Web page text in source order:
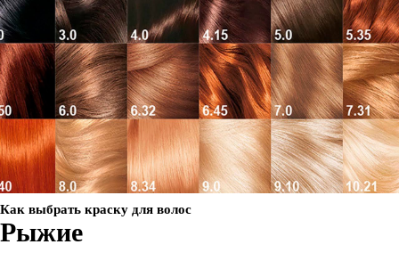
Как выбрать краску для волос
Рыжие